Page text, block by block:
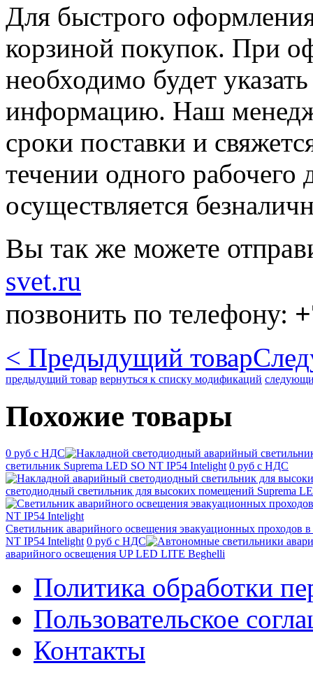
Для быстрого оформления
корзиной покупок. При
необходимо будет
информацию. Наш
сроки поставки и
течении одного рабочего
осуществляется
Вы так же можете
svet.ru
позвонить по телефону:
< Предыдущий товар
предыдущий товар вернуться к списку модификаций
Похожие товары
0 руб с НДС
светильник Suprema LED SO NT IP54 Intelight 0 руб с НДС
светодиодный светильник для высоких помещений Suprema
Светильник аварийного освещения эвакуационных
NT IP54 Intelight 0 руб с НДС
аварийного освещения UP LED LITE Beghelli
Политика обработки
Пользовательское
Контакты